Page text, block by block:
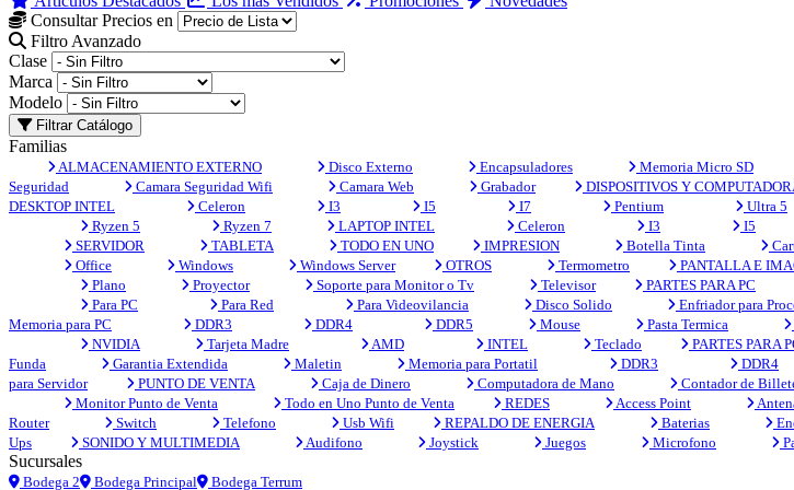
Consultar Precios en
Filtro Avanzado
Clase
Marca
Modelo
Filtrar Catálogo
Familias
ALMACENAMIENTO EXTERNO Disco Externo Encapsuladores Memoria Micro SD
Seguridad
Camara Seguridad Wifi Camara Web Grabador DISPOSITIVOS Y
DESKTOP INTEL
Celeron I3 I5 I7 Pentium Ultra 5
Ryzen 5
Ryzen 7 LAPTOP INTEL Celeron I3 I5
SERVIDOR
TABLETA TODO EN UNO IMPRESION Botella Tinta
Office
Windows Windows Server OTROS Termometro PANTALLA E
Plano
Proyector Soporte para Monitor o Tv Televisor PARTES PARA PC
Para PC
Para Red Para Videovilancia Disco Solido Enfriador para
Memoria para PC
DDR3 DDR4 DDR5 Mouse Pasta Termica
NVIDIA
Tarjeta Madre AMD INTEL Teclado PARTES PARA
Funda
Garantia Extendida Maletin Memoria para Portatil DDR3 DDR4
para Servidor
PUNTO DE VENTA Caja de Dinero Computadora de Mano Contador de
Monitor Punto de Venta
Todo en Uno Punto de Venta REDES Access Point
Router
Switch Telefono Usb Wifi REPALDO DE ENERGIA Baterias
Ups
SONIDO Y MULTIMEDIA Audifono Joystick Juegos Microfono
Sucursales
Bodega 2 Bodega Principal Bodega Terrum